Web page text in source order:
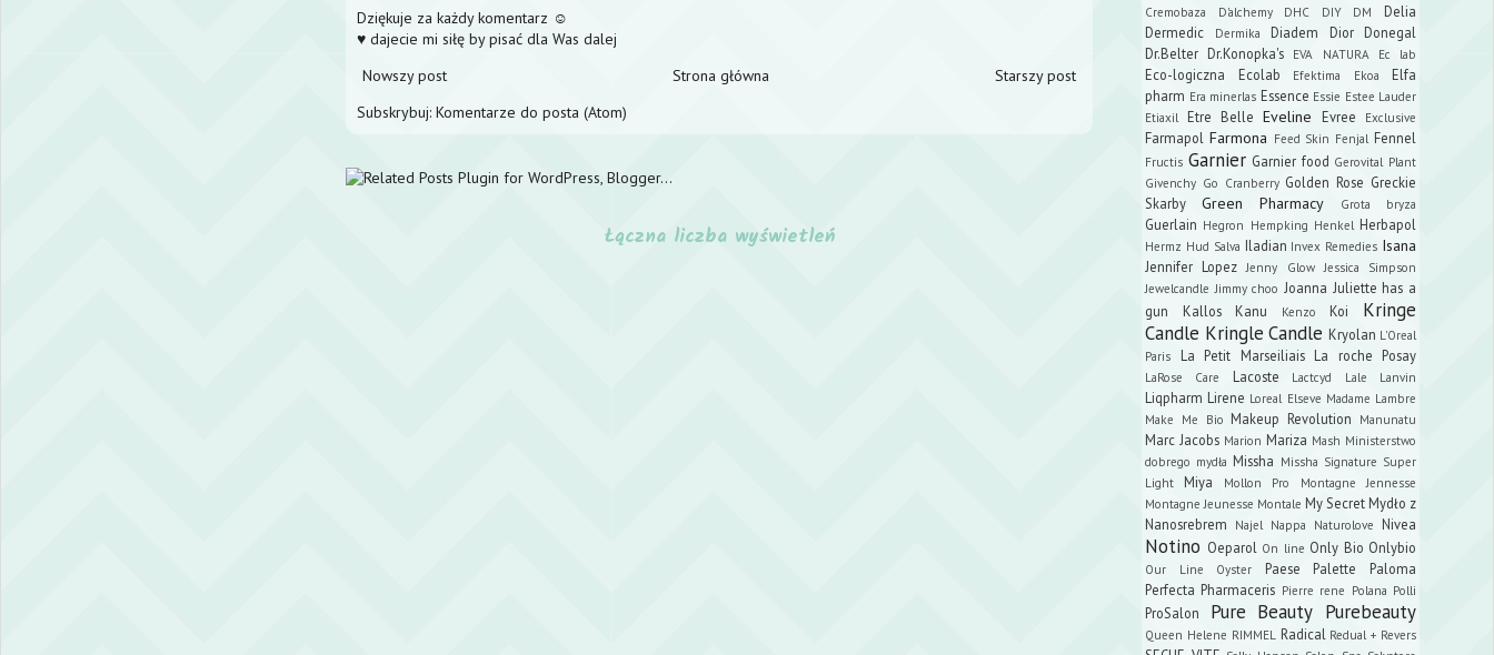
Dziękuje za każdy komentarz ☺
♥ dajecie mi siłę by pisać dla Was dalej
Nowszy post
Starszy post
Strona główna
Subskrybuj: Komentarze do posta (Atom)
Łączna liczba wyświetleń
Cremobaza D'alchemy DHC DIY DM
Delia
Dermedic
Dermika Diadem Dior
Donegal
Dr.Belter Dr.Konopka's EVA NATURA Ec lab
Eco-logiczna Ecolab Efektima Ekoa
Elfa
pharm Era minerlas Essence Essie Estee Lauder
Etiaxil
Etre Belle Eveline Evree Exclusive
Farmapol Farmona Feed Skin Fenjal Fennel
Fructis Garnier Garnier food Gerovital Plant
Givenchy Go Cranberry Golden Rose Greckie
Skarby
Green Pharmacy Grota bryza
Guerlain Hegron Hempking Henkel Herbapol
Hermz Hud Salva Iladian Invex Remedies Isana
Jennifer Lopez Jenny Glow Jessica Simpson
Jewelcandle Jimmy choo Joanna Juliette has a
gun
Kallos Kanu Kenzo Koi
Kringe
Candle Kringle Candle Kryolan L'Oreal
Paris
La Petit Marseiliais La roche Posay
LaRose Care Lacoste Lactcyd Lale Lanvin
Liqpharm Lirene Loreal Elseve Madame Lambre
Make Me Bio Makeup Revolution Manunatu
Marc Jacobs Marion Mariza Mash Ministerstwo
dobrego mydła Missha Missha Signature Super
Light
Miya Mollon Pro
Montagne Jennesse
Montagne Jeunesse Montale My Secret Mydło z
Nanosrebrem
Najel Nappa Naturolove Nivea
Notino Oeparol On line Only Bio Onlybio
Our Line Oyster Paese Palette
Paloma
Perfecta Pharmaceris Pierre rene Polana Polli
ProSalon Pure Beauty Purebeauty
Queen Helene RIMMEL Radical Redual + Revers